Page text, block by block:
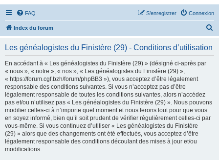
FAQ Connexion
S’enregistrer
Index du forum
Les généalogistes du Finistère (29) - Conditions d’utilisation
En accédant à « Les généalogistes du Finistère (29) » (désigné ci-après par
« nous », « notre », « nos », « Les généalogistes du Finistère (29) »,
« https://forum.cgf.bzh/forum/phpBB3 »), vous acceptez d’être légalement
responsable des conditions suivantes. Si vous n’acceptez pas d’être
légalement responsable de toutes les conditions suivantes, alors n’accédez
pas et/ou n’utilisez pas « Les généalogistes du Finistère (29) ». Nous pouvons
modifier celles-ci à n’importe quel moment et nous ferons tout pour que vous
en soyez informé, bien qu’il soit prudent de vérifier régulièrement celles-ci par
vous-même. Si vous continuez d’utiliser « Les généalogistes du Finistère
(29) » alors que des changements ont été effectués, vous acceptez d’être
légalement responsable des conditions découlant des mises à jour et/ou
modifications.